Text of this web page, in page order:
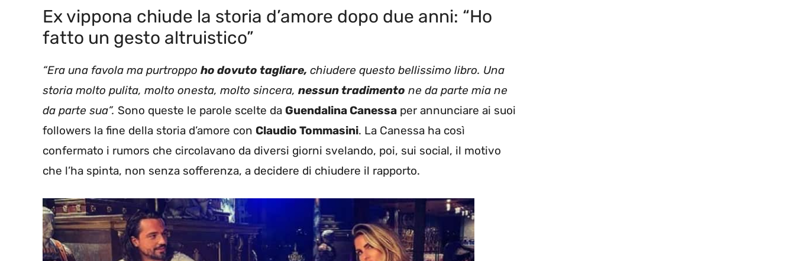
Ex vippona chiude la storia d’amore dopo due anni: “Ho
fatto un gesto altruistico”
“Era una favola ma purtroppo ho dovuto tagliare, chiudere questo bellissimo libro. Una
storia molto pulita, molto onesta, molto sincera, nessun tradimento ne da parte mia ne
da parte sua”. Sono queste le parole scelte da Guendalina Canessa per annunciare ai suoi
followers la fine della storia d’amore con Claudio Tommasini. La Canessa ha così
confermato i rumors che circolavano da diversi giorni svelando, poi, sui social, il motivo
che l’ha spinta, non senza sofferenza, a decidere di chiudere il rapporto.